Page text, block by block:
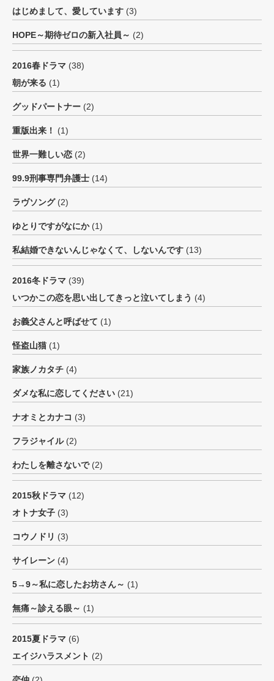
はじめまして、愛しています (3)
HOPE～期待ゼロの新入社員～ (2)
2016春ドラマ (38)
朝が来る (1)
グッドパートナー (2)
重版出来！ (1)
世界一難しい恋 (2)
99.9刑事専門弁護士 (14)
ラヴソング(2)
ゆとりですがなにか(1)
私結婚できないんじゃなくて、しないんです (13)
2016冬ドラマ (39)
いつかこの恋を思い出してきっと泣いてしまう (4)
お義父さんと呼ばせて (1)
怪盗山猫 (1)
家族ノカタチ (4)
ダメな私に恋してください (21)
ナオミとカナコ (3)
フラジャイル(2)
わたしを離さないで(2)
2015秋ドラマ (12)
オトナ女子 (3)
コウノドリ (3)
サイレーン (4)
5→9～私に恋したお坊さん～ (1)
無痛～診える眼～ (1)
2015夏ドラマ (6)
エイジハラスメント (2)